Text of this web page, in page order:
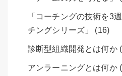
「コーチングの技術を3
チングシリーズ」 (16)
診断型組織開発とは何か
アンラーニングとは何か